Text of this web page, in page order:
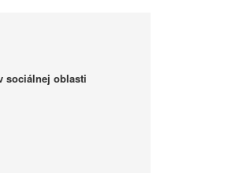
sociálnej oblasti